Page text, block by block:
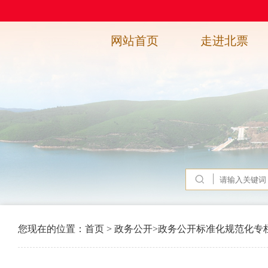
网站首页 走进北票
您现在的位置： 首页 > 政务公开>政务公开标准化规范化专